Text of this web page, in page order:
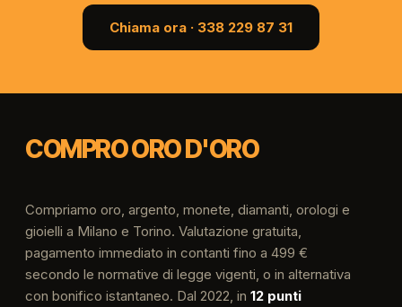
Chiama ora · 338 229 87 31
COMPRO ORO D'ORO
Compriamo oro, argento, monete, diamanti, orologi e
gioielli a Milano e Torino. Valutazione gratuita,
pagamento immediato in contanti fino a 499 €
secondo le normative di legge vigenti, o in alternativa
con bonifico istantaneo. Dal 2022, in 12 punti